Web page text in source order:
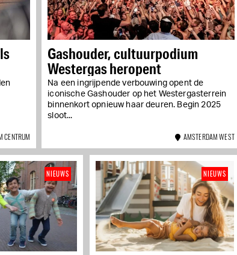
Over-Amstel: Waar
ambacht en gastronomie
samenkomen
De culinaire oase in de
Duivendrechtse polder door
gemeente gesloten
Benny Blisto nieuwe chef
van Vuurtoreneiland
Chef van Restaurant Bak pakt de
leiding over de keuken van het
CENTRUM
Gashouder, cultuurpodium
Westergas heropent
Na een ingrijpende verbouwing opent de
iconische Gashouder op het Westergasterrein
binnenkort opnieuw haar deuren. Begin 2025
sloot...
AMSTERDAM WEST
NIEUWS NIEUWS